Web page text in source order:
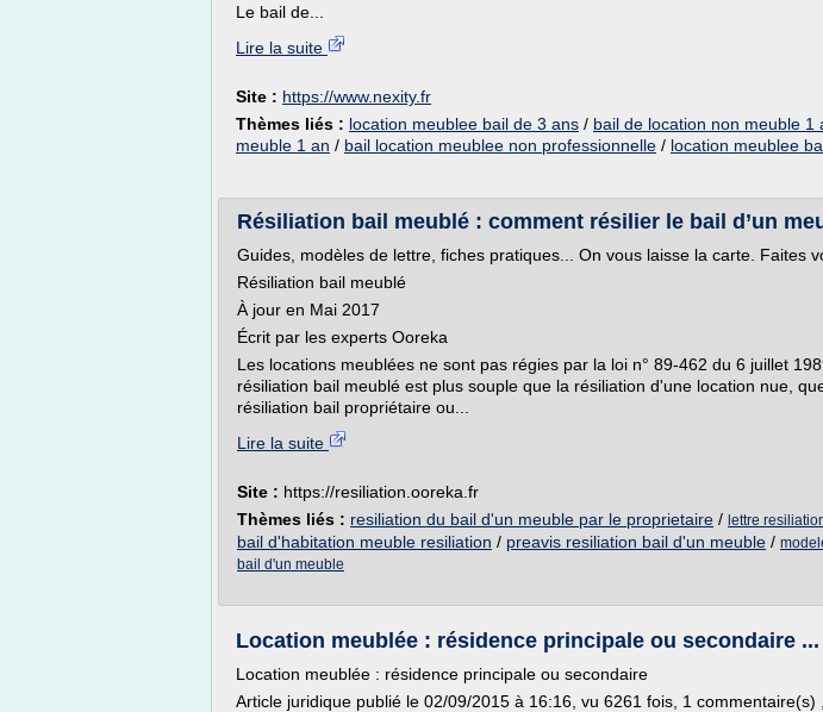
Le bail de...
Lire la suite
Site : https://www.nexity.fr
Thèmes liés : location meublee bail de 3 ans / bail de location non meuble 1
meuble 1 an / bail location meublee non professionnelle / location meublee
Résiliation bail meublé : comment résilier le bail d’un
Guides, modèles de lettre, fiches pratiques... On vous laisse la carte. Faites
Résiliation bail meublé
À jour en Mai 2017
Écrit par les experts Ooreka
Les locations meublées ne sont pas régies par la loi n° 89-462 du 6 juillet
résiliation bail meublé est plus souple que la résiliation d'une location nue,
résiliation bail propriétaire ou...
Lire la suite
Site : https://resiliation.ooreka.fr
Thèmes liés : resiliation du bail d'un meuble par le proprietaire / lettre
bail d'habitation meuble resiliation / preavis resiliation bail d'un meuble /
bail d'un meuble
Location meublée : résidence principale ou secondaire ...
Location meublée : résidence principale ou secondaire
Article juridique publié le 02/09/2015 à 16:16, vu 6261 fois, 1 commentaire(s)